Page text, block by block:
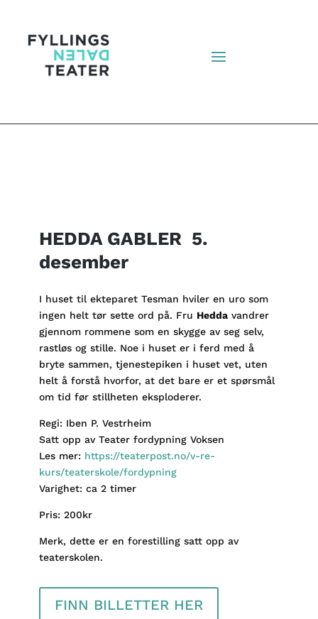
HEDDA GABLER 5.
desember
I huset til ekteparet Tesman hviler en uro som
ingen helt tør sette ord på. Fru Heddavandrer
gjennom rommene som en skygge av seg selv,
rastløs og stille. Noe i huset er i ferd med å
bryte sammen, tjenestepiken i huset vet, uten
helt å forstå hvorfor, at det bare er et spørsmål
om tid før stillheten eksploderer.
Regi: Iben P. Vestrheim
Satt opp av Teater fordypning Voksen
Les mer: https://teaterpost.no/v-re-
kurs/teaterskole/fordypning
Varighet: ca 2 timer
Pris: 200kr
Merk, dette er en forestilling satt opp av
teaterskolen.
FINN BILLETTER HER